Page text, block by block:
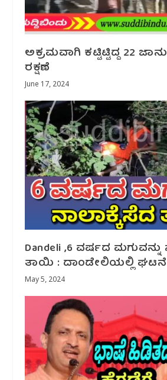
ಅಕ್ರಮವಾಗಿ ಕಟ್ಟಿಟ್ಟಿದ್ದ 22
ರಕ್ಷಣೆ
June 17, 2024
Dandeli ,6 ವರ್ಷದ ಮಗುವನ್ನು
ತಾಯಿ : ದಾಂಡೇಲಿಯಲ್ಲಿ ಘಟನೆ
May 5, 2024